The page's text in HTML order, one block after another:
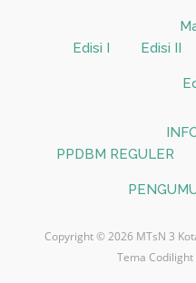
Edisi I
Edisi II
PPDBM REGULER
Copyright © 2026 MTsN 3
Tema